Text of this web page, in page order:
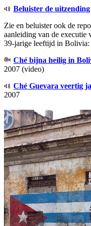
Beluister de uitzending
Zie en beluister ook de
aanleiding van de executie
39-jarige leeftijd in Bolivia:
Ché bijna heilig in
2007 (video)
Ché Guevara veertig
2007